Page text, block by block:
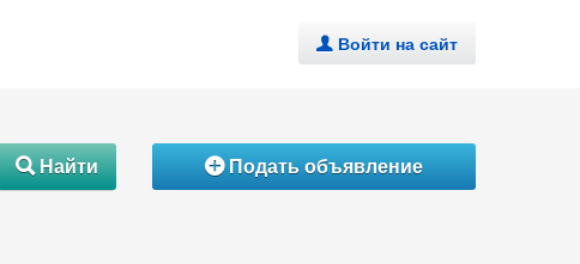
. Войти на сайт
#Найти ÁПодать объявление